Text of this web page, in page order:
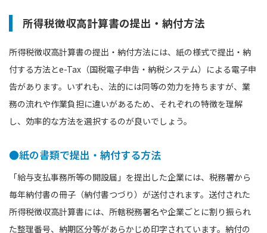
所得税徴収高計算書の提出・納付方法
所得税徴収高計算書の提出・納付方法には、紙の様式で提出・納
付する方法とe-Tax（国税電子申告・納税システム）による電子申
告があります。いずれも、法的には同等の効力を持ちますが、業
務の流れや作業負担に違いがあるため、それぞれの特徴を理解
し、効率的な方法を選択するのが良いでしょう。
●紙の書類で提出・納付する方法
「給与支払事務所等の開設届」を提出した企業には、税務署から
毎年納付書の冊子（納付書つづり）が送付されます。送付された
所得税徴収高計算書には、所轄税務署名や企業ごとに割り振られ
た整理番号、納期区分等があらかじめ印字されています。納付の